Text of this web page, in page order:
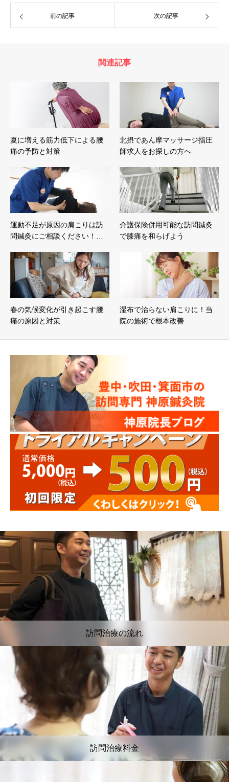
前の記事 次の記事
関連記事
夏に増える筋力低下による腰
痛の予防と対策
北摂であん摩マッサージ指圧
師求人をお探しの方へ
運動不足が原因の肩こりは訪
問鍼灸にご相談ください！…
介護保険併用可能な訪問鍼灸
で膝痛を和らげよう
春の気候変化が引き起こす腰
痛の原因と対策
湿布で治らない肩こりに！当
院の施術で根本改善
訪問治療の流れ
訪問治療料金